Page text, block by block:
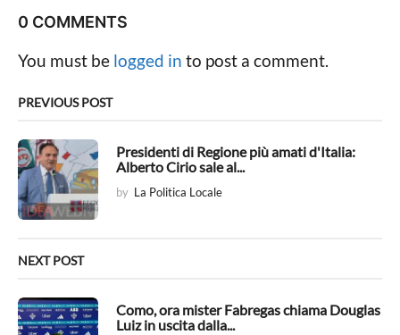
P
a
g
n
t
i
o
n
0 COMMENTS
You must be logged in to post a comment.
PREVIOUS POST
Presidenti di Regione più amati d'Italia:
Alberto Cirio sale al...
by La Politica Locale
NEXT POST
Como, ora mister Fabregas chiama Douglas
Luiz in uscita dalla...